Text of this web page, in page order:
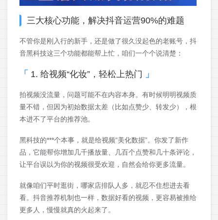
三大核心功能，解决抖音运营90%的难题
不管你是刚入行的新手，还是做了很久没起色的老账号，抖
音黑科技这三个功能都能帮上忙，咱们一个个说清楚：
1. 给视频“化妆”，轻松上热门
拍视频没流量，问题可能不在内容本身。有时候明明视频质
量不错，但因为初始数据太差（比如点赞少、转发少），根
本进不了平台的推荐池。
黑科技的***个本事，就是给视频“美化数据”。你发了新作
品，它能帮你增加几千播放量、几百个点赞和几十条评论，
让平台误以为你的视频很受欢迎，自然会给你更多流量。
就像咱们平时逛街，哪家店排队人多，就忍不住想进去看
看。抖音推荐机制也一样，数据好看的视频，更容易被推给
更多人，慢慢就真的火起来了。